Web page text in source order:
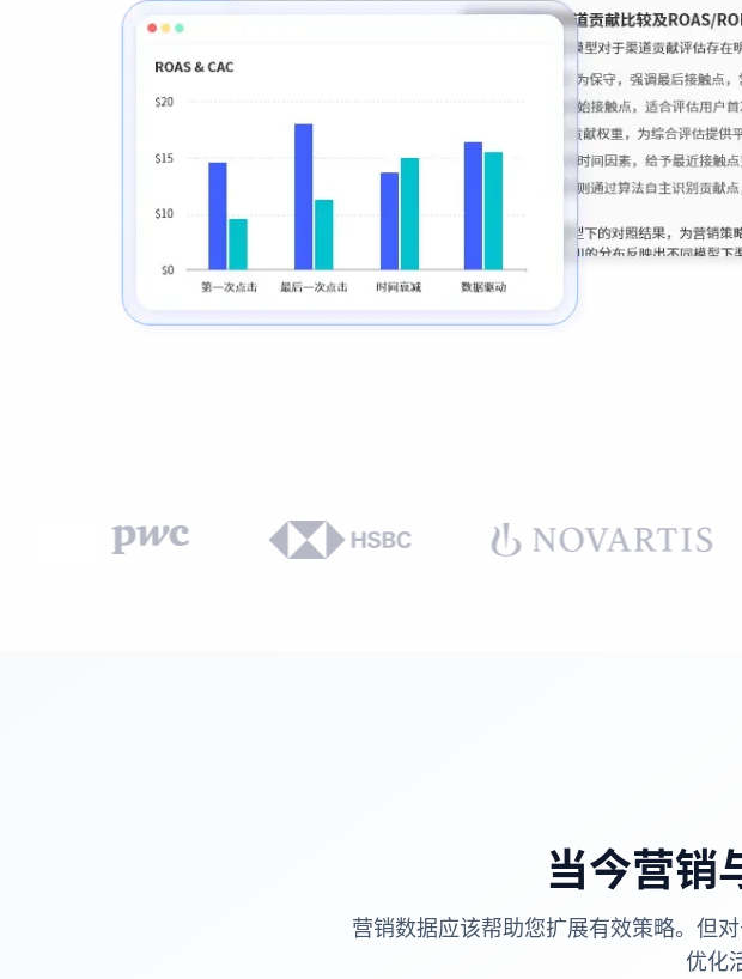
当今营销
营销数据应该帮助您扩展有效策略。但
优化